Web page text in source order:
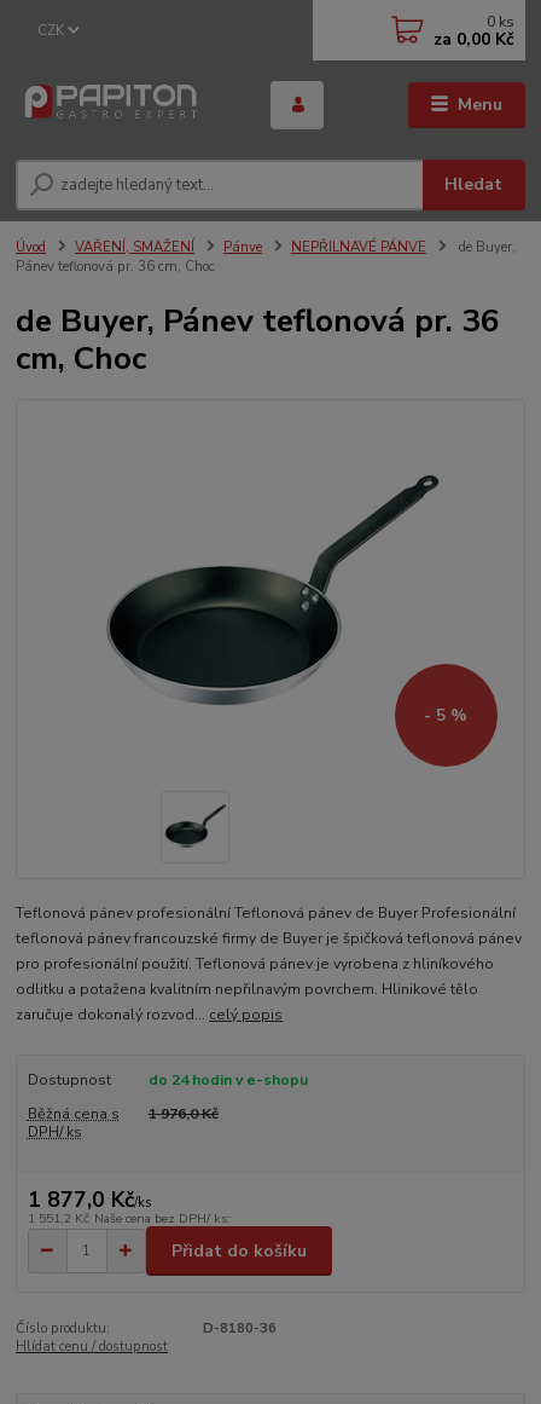
Menu
CZK
Hledat
0 ks
za 0,00 Kč
Úvod VAŘENÍ, SMAŽENÍ Pánve NEPŘILNAVÉ PÁNVE
de Buyer,
Pánev teflonová pr. 36 cm, Choc
de Buyer, Pánev teflonová pr. 36
cm, Choc
- 5 %
Teflonová pánev profesionální Teflonová pánev de Buyer Profesionální
teflonová pánev francouzské firmy de Buyer je špičková teflonová pánev
pro profesionální použití. Teflonová pánev je vyrobena z hliníkového
odlitku a potažena kvalitním nepřilnavým povrchem. Hlinikové tělo
zaručuje dokonalý rozvod... celý popis
Dostupnost
do 24 hodin v e-shopu
Běžná cena s
DPH/ ks
1 976,0 Kč
1 877,0 Kč/ks
1 551,2 Kč Naše cena bez DPH/ ks:
Přidat do košíku
Číslo produktu:
D-8180-36
Hlídat cenu / dostupnost